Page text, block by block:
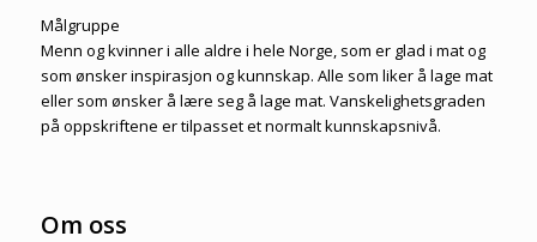
Målgruppe
Menn og kvinner i alle aldre i hele Norge, som er glad i mat og
som ønsker inspirasjon og kunnskap. Alle som liker å lage mat
eller som ønsker å lære seg å lage mat. Vanskelighetsgraden
på oppskriftene er tilpasset et normalt kunnskapsnivå.
Om oss